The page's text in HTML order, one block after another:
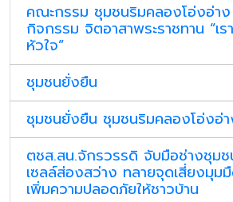
คณะกรรม ชุมชนริมคลองโอ่งอ่า
กิจกรรม จิตอาสาพระราชทาน “เ
หัวใจ”
ชุมชนยั่งยืน
ชุมชนยั่งยืน ชุมชนริมคลองโอ่งอ่
ตชส.สน.จักรวรรดิ จับมือช่างชุม
เซลล์ส่องสว่าง ทลายจุดเสี่ยงมุม
เพิ่มความปลอดภัยให้ชาวบ้าน